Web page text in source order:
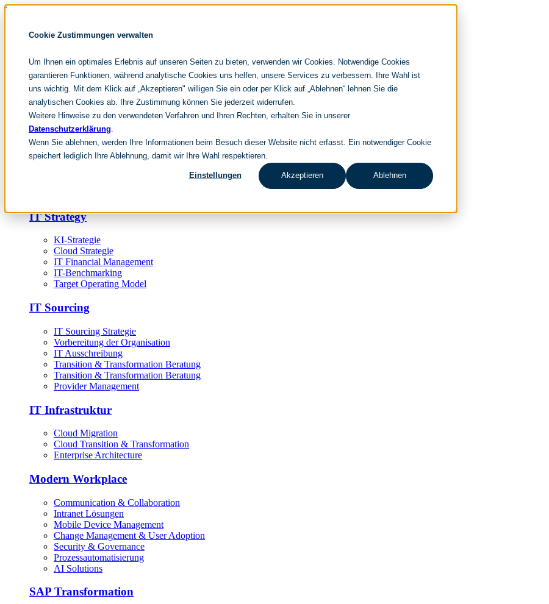
Cookie Zustimmungen verwalten
Um Ihnen ein optimales Erlebnis auf unseren Seiten zu bieten, verwenden wir Cookies. Notwendige Cookies
garantieren Funktionen, während analytische Cookies uns helfen, unsere Services zu verbessern. Ihre Wahl ist
uns wichtig. Mit dem Klick auf „Akzeptieren" willigen Sie ein oder per Klick auf „Ablehnen“ lehnen Sie die
analytischen Cookies ab. Ihre Zustimmung können Sie jederzeit widerrufen.
Weitere Hinweise zu den verwendeten Verfahren und Ihren Rechten, erhalten Sie in unserer
Datenschutzerklärung.
Wenn Sie ablehnen, werden Ihre Informationen beim Besuch dieser Website nicht erfasst. Ein notwendiger Cookie
speichert lediglich Ihre Ablehnung, damit wir Ihre Wahl respektieren.
Einstellungen Akzeptieren Ablehnen
Navigation überspringen
noventum
IT & Management Consulting
People & Culture
Navigation überspringen
Fokusthemen
IT Transformation
Künstliche Intelligenz
IT Outsourcing
Merger und Acquisition
IT Strategy
KI-Strategie
Cloud Strategie
IT Financial Management
IT-Benchmarking
Target Operating Model
IT Sourcing
IT Sourcing Strategie
Vorbereitung der Organisation
IT Ausschreibung
Transition & Transformation Beratung
Transition & Transformation Beratung
Provider Management
IT Infrastruktur
Cloud Migration
Cloud Transition & Transformation
Enterprise Architecture
Modern Workplace
Communication & Collaboration
Intranet Lösungen
Mobile Device Management
Change Management & User Adoption
Security & Governance
Prozessautomatisierung
AI Solutions
SAP Transformation